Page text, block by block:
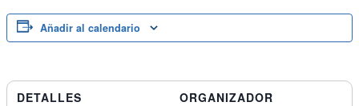
Añadir al calendario
DETALLES
ORGANIZADOR